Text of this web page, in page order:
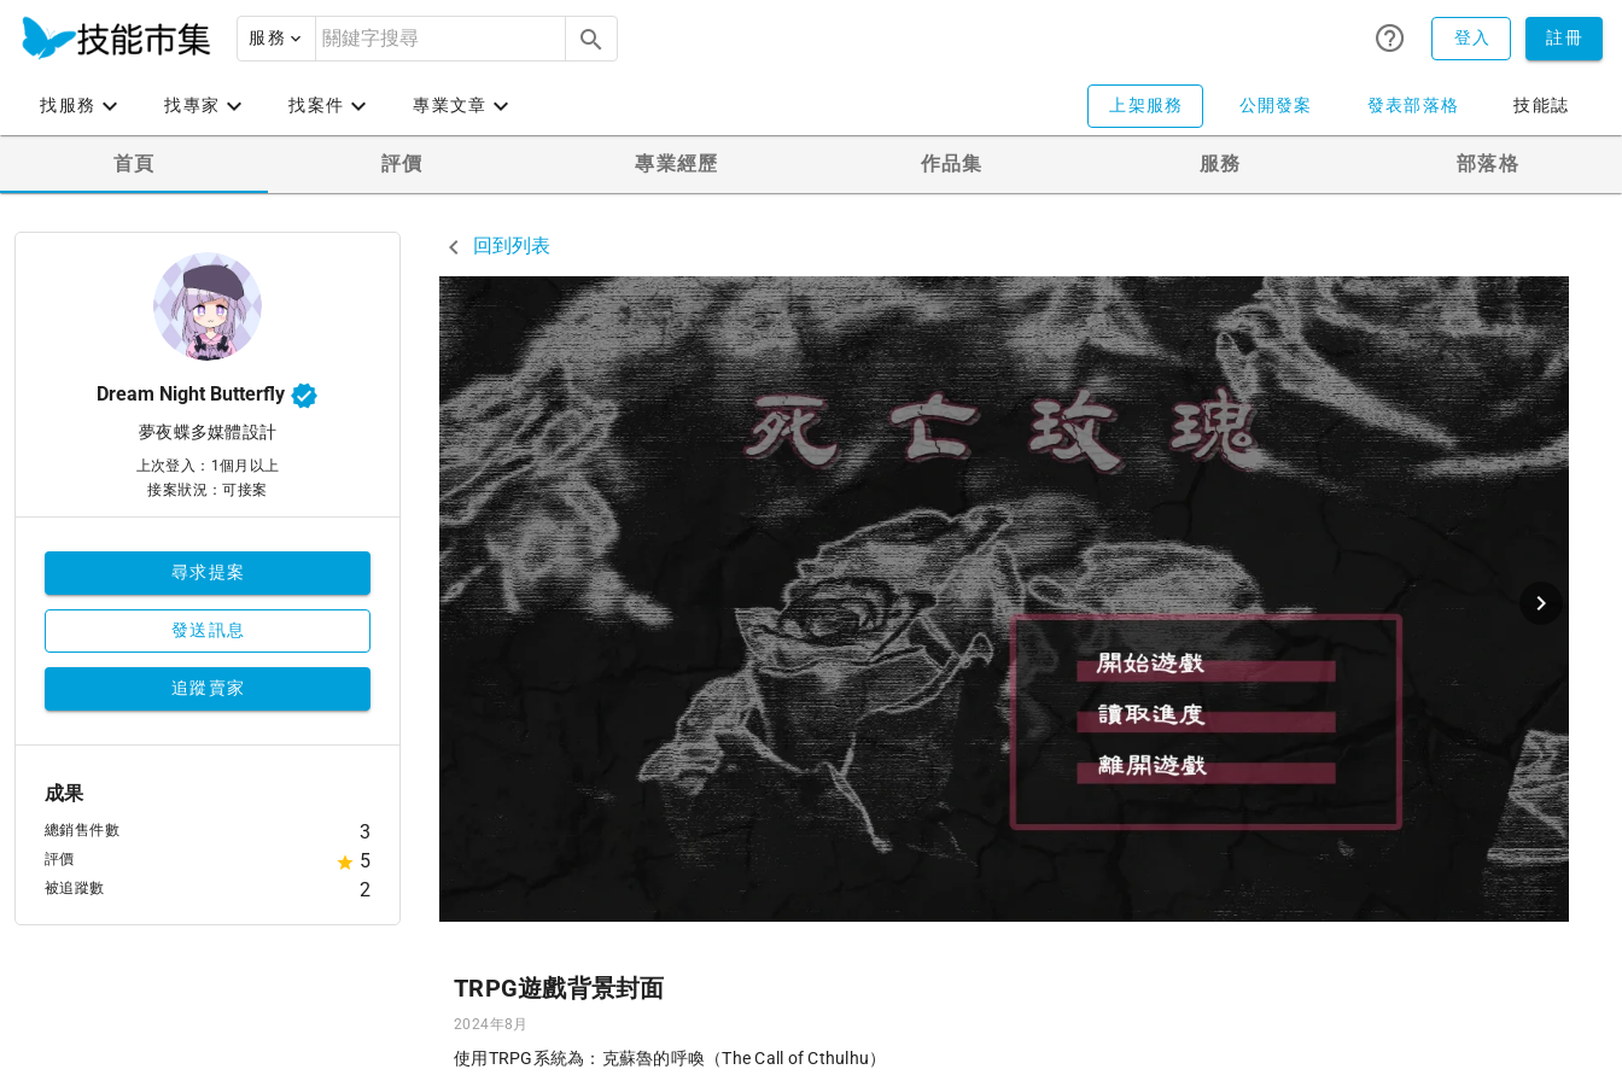
服務 登入 註冊
找服務 找專家 找案件 專業文章 上架服務 公開發案 發表部落格 技能誌
首頁 評價 專業經歷 作品集 服務 部落格
Dream Night Butterfly
夢夜蝶多媒體設計
上次登入：1個月以上
接案狀況：可接案
尋求提案
發送訊息
追蹤賣家
成果
總銷售件數 3
評價 5
被追蹤數 2
回到列表
TRPG遊戲背景封面
2024年8月
使用TRPG系統為：克蘇魯的呼喚（The Call of Cthulhu）